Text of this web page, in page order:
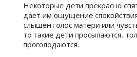
Некоторые дети прекрасно
дает им ощущение
слышен голос матери или
то такие дети просыпаются,
проголодаются.